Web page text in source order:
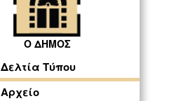
Ο ΔΗΜΟΣ
Δελτία Τύπου
Αρχείο